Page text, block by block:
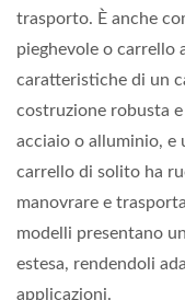
trasporto. È anche
pieghevole o carrello
caratteristiche di un
costruzione robusta
acciaio o alluminio, e
carrello di solito ha
manovrare e
modelli presentano
estesa, rendendoli
applicazioni.